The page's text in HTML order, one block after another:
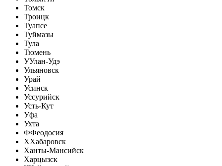
Томск
Троицк
Туапсе
Туймазы
Тула
Тюмень
УУлан-Удэ
Ульяновск
Урай
Усинск
Уссурийск
Усть-Кут
Уфа
Ухта
ФФеодосия
ХХабаровск
Ханты-Мансийск
Харцызск